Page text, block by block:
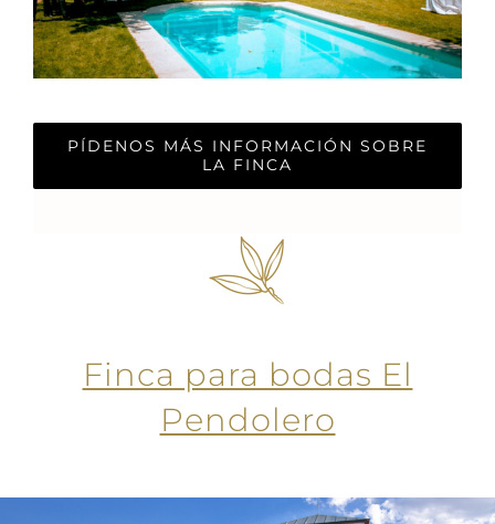
PÍDENOS MÁS INFORMACIÓN SOBRE
LA FINCA
Finca para bodas El
Pendolero